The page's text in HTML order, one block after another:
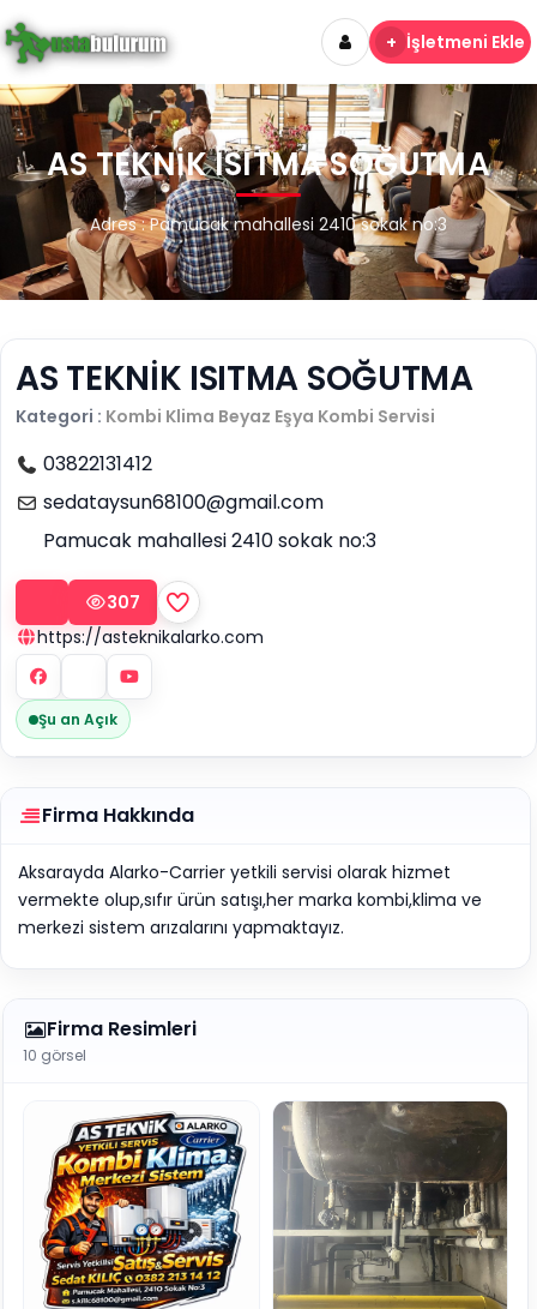
+ İşletmeni Ekle
AS TEKNİK ISITMA SOĞUTMA
Adres : Pamucak mahallesi 2410 sokak no:3
AS TEKNİK ISITMA SOĞUTMA
Kategori : Kombi Klima Beyaz Eşya Kombi Servisi
03822131412
sedataysun68100@gmail.com
Pamucak mahallesi 2410 sokak no:3
307
https://asteknikalarko.com
Şu an Açık
Firma Hakkında
Aksarayda Alarko-Carrier yetkili servisi olarak hizmet
vermekte olup,sıfır ürün satışı,her marka kombi,klima ve
merkezi sistem arızalarını yapmaktayız.
Firma Resimleri
10 görsel